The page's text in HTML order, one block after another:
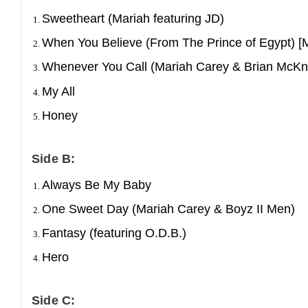
Sweetheart (Mariah featuring JD)
When You Believe (From The Prince of Egypt)
Whenever You Call (Mariah Carey & Brian
My All
Honey
Side B:
Always Be My Baby
One Sweet Day (Mariah Carey & Boyz II Men)
Fantasy (featuring O.D.B.)
Hero
Side C: